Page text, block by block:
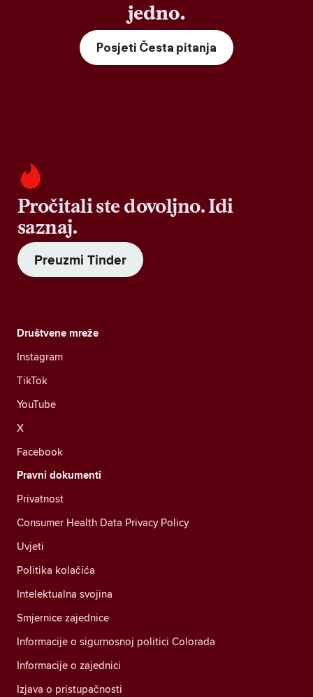
jedno.
Posjeti Česta pitanja
Pročitali ste dovoljno. Idi
saznaj.
Preuzmi Tinder
Društvene mreže
Instagram
TikTok
YouTube
X
Facebook
Pravni dokumenti
Privatnost
Consumer Health Data Privacy Policy
Uvjeti
Politika kolačića
Intelektualna svojina
Smjernice zajednice
Informacije o sigurnosnoj politici Colorada
Informacije o zajednici
Izjava o pristupačnosti